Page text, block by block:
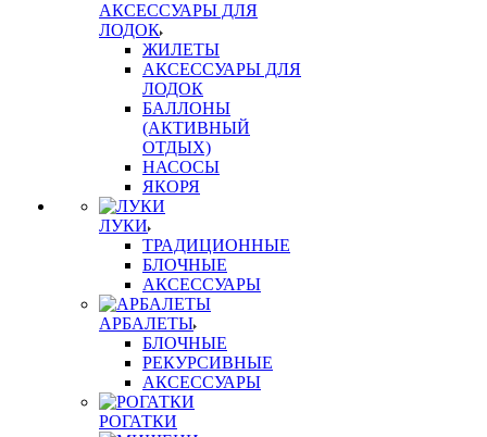
АКСЕССУАРЫ ДЛЯ
ЛОДОК
ЖИЛЕТЫ
АКСЕССУАРЫ ДЛЯ
ЛОДОК
БАЛЛОНЫ
(АКТИВНЫЙ
ОТДЫХ)
НАСОСЫ
ЯКОРЯ
ЛУКИ
ТРАДИЦИОННЫЕ
БЛОЧНЫЕ
АКСЕССУАРЫ
АРБАЛЕТЫ
БЛОЧНЫЕ
РЕКУРСИВНЫЕ
АКСЕССУАРЫ
РОГАТКИ